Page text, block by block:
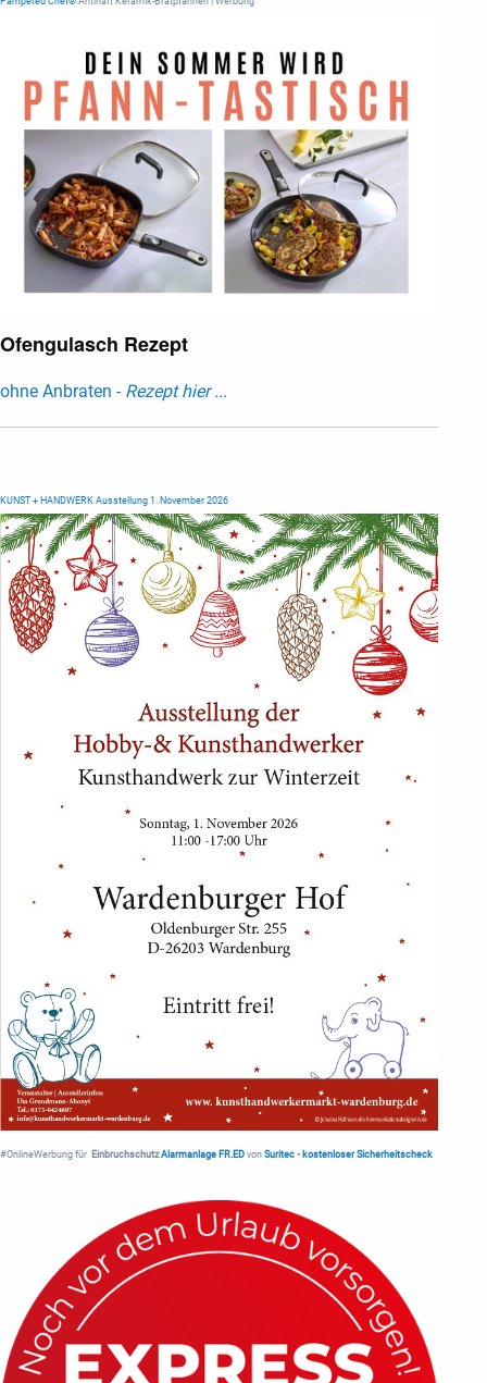
Ofengulasch Rezept
ohne Anbraten - Rezept hier ...
KUNST + HANDWERK Ausstellung 1. November 2026
#OnlineWerbung für Einbruchschutz Alarmanlage FR.ED von Suritec • kostenloser Sicherheitscheck